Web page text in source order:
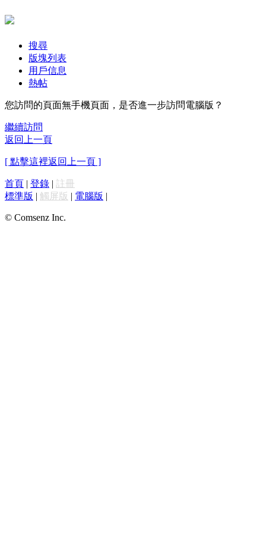
搜尋
版塊列表
用戶信息
熱帖
您訪問的頁面無手機頁面，是否進一步訪問電腦版？
繼續訪問
返回上一頁
[ 點擊這裡返回上一頁 ]
首頁 | 登錄 | 註冊
標準版 | 觸屏版 | 電腦版 |
© Comsenz Inc.